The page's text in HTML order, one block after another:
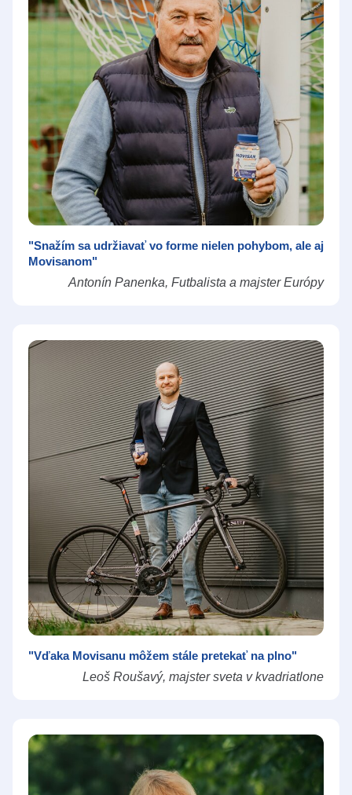
"Snažím sa udržiavať vo forme nielen pohybom, ale aj
Movisanom"
Antonín Panenka, Futbalista a majster Európy
"Vďaka Movisanu môžem stále pretekať na plno"
Leoš Roušavý, majster sveta v kvadriatlone